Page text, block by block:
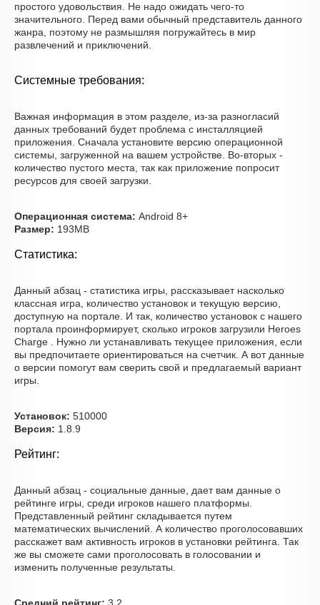
простого удовольствия. Не надо ожидать чего-то
значительного. Перед вами обычный представитель данного
жанра, поэтому не размышляя погружайтесь в мир
развлечений и приключений.
Системные требования:
Важная информация в этом разделе, из-за разногласий
данных требований будет проблема с инсталляцией
приложения. Сначала установите версию операционной
системы, загруженной на вашем устройстве. Во-вторых -
количество пустого места, так как приложение попросит
ресурсов для своей загрузки.
Операционная система: Android 8+
Размер: 193MB
Статистика:
Данный абзац - статистика игры, рассказывает насколько
классная игра, количество установок и текущую версию,
доступную на портале. И так, количество установок с нашего
портала проинформирует, сколько игроков загрузили Heroes
Charge . Нужно ли устанавливать текущее приложения, если
вы предпочитаете ориентироваться на счетчик. А вот данные
о версии помогут вам сверить свой и предлагаемый вариант
игры.
Установок: 510000
Версия: 1.8.9
Рейтинг:
Данный абзац - социальные данные, дает вам данные о
рейтинге игры, среди игроков нашего платформы.
Представленный рейтинг складывается путем
математических вычислений. А количество проголосовавших
расскажет вам активность игроков в установки рейтинга. Так
же вы сможете сами проголосовать в голосовании и
изменить полученные результаты.